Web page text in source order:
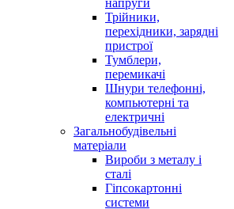
напруги
Трійники,
перехідники, зарядні
пристрої
Тумблери,
перемикачі
Шнури телефонні,
компьютерні та
електричні
Загальнобудівельні
матеріали
Вироби з металу і
сталі
Гіпсокартонні
системи